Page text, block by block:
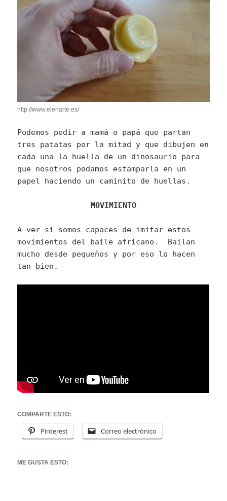
http://www.elenarte.es/
Podemos pedir a mamá o papá que partan
tres patatas por la mitad y que dibujen en
cada una la huella de un dinosaurio para
que nosotros podamos estamparla en un
papel haciendo un caminito de huellas.
MOVIMIENTO
A ver si somos capaces de imitar estos
movimientos del baile africano. Bailan
mucho desde pequeños y por eso lo hacen
tan bien.
COMPARTE ESTO:
Pinterest Correo electrónico
ME GUSTA ESTO: